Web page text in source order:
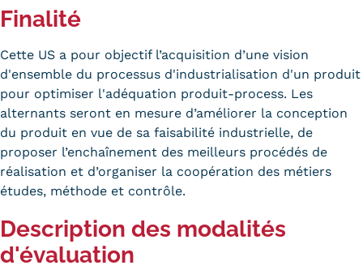
FAQ
Lexique
Téléchargements
Qualiopi
Le Cnam ICSV
Mobilité internationale et
Erasmus
Règlement intérieur
Finalité
Cette US a pour objectif l’acquisition d’une vision
d'ensemble du processus d'industrialisation d'un produit
pour optimiser l'adéquation produit-process. Les
alternants seront en mesure d’améliorer la conception
du produit en vue de sa faisabilité industrielle, de
proposer l’enchaînement des meilleurs procédés de
réalisation et d’organiser la coopération des métiers
études, méthode et contrôle.
Description des modalités
d'évaluation